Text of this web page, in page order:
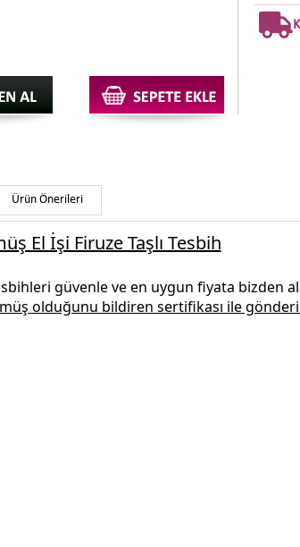
Ürün Önerileri
El İşi Firuze Taşlı Tesbih
güvenle ve en uygun fiyata bizden
olduğunu bildiren sertifikası ile